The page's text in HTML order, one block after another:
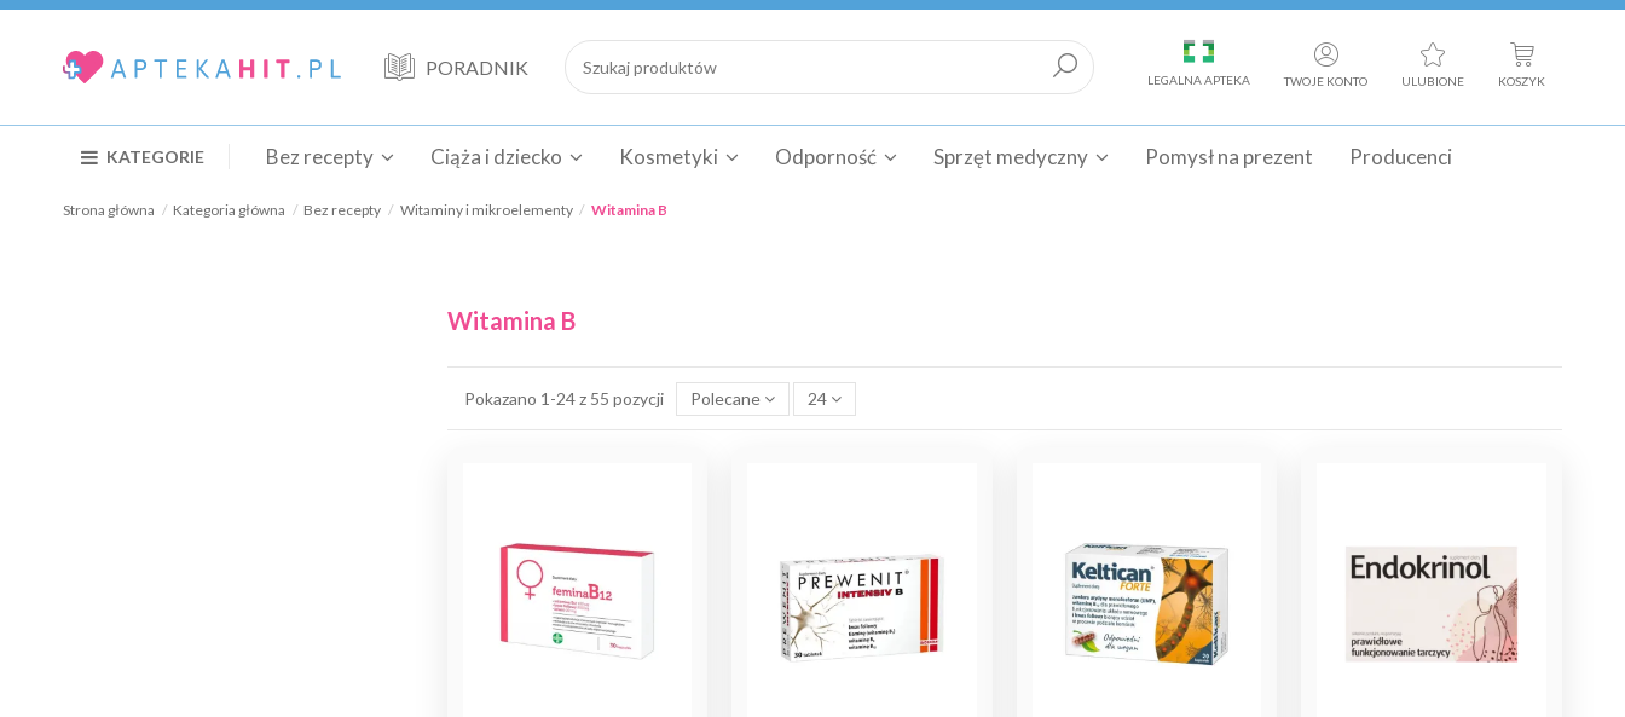
TWOJE KONTO
LEGALNA APTEKA ULUBIONE KOSZYK
PORADNIK
KATEGORIE Bez recepty Ciąża i dziecko Kosmetyki Odporność Sprzęt medyczny Pomysł na prezent Producenci
Strona główna Kategoria główna Bez recepty Witaminy i mikroelementy Witamina B
Witamina B
Pokazano 1-24 z 55 pozycji Polecane 24